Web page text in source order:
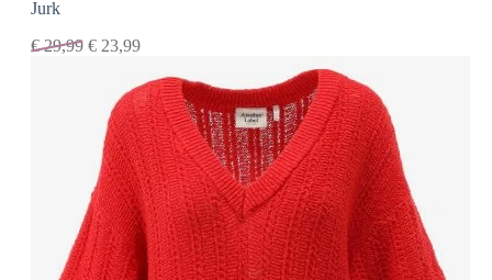
Jurk
€29,99 € 23,99